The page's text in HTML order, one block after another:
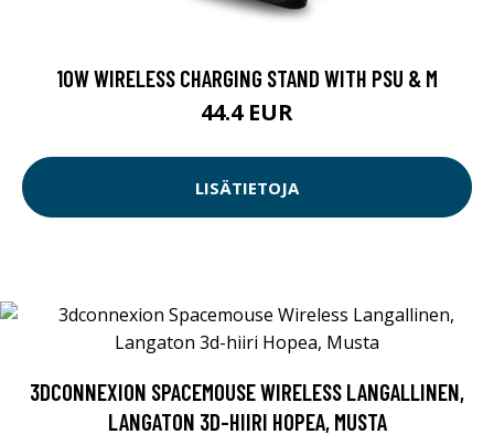
10W WIRELESS CHARGING STAND WITH PSU & M
44.4 EUR
LISÄTIETOJA
3DCONNEXION SPACEMOUSE WIRELESS LANGALLINEN,
LANGATON 3D-HIIRI HOPEA, MUSTA